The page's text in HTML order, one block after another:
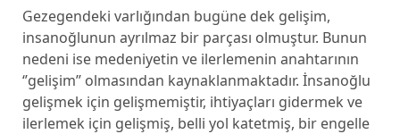
Gezegendeki varlığından bugüne dek gelişim,
insanoğlunun ayrılmaz bir parçası olmuştur. Bunun
nedeni ise medeniyetin ve ilerlemenin anahtarının
‘’gelişim’’ olmasından kaynaklanmaktadır. İnsanoğlu
gelişmek için gelişmemiştir, ihtiyaçları gidermek ve
ilerlemek için gelişmiş, belli yol katetmiş, bir engelle